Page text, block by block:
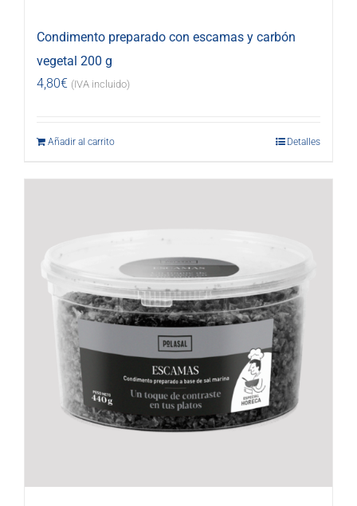
Condimento preparado con escamas y carbón
vegetal 200 g
4,80€ (IVA incluido)
Añadir al carrito Detalles